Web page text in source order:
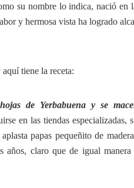
su nombre lo indica, nació en
y hermosa vista ha logrado
tiene la receta:
de Yerbabuena y se
en las tiendas especializadas,
papas pequeñito de
años, claro que de igual